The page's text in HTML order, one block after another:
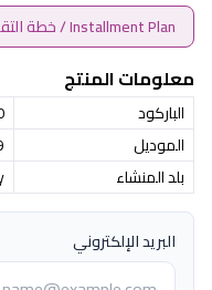
Installment Plan / خطة التقسيط
معلومات المنتج
الباركود
الموديل
بلد المنشاء
البريد الإلكتروني